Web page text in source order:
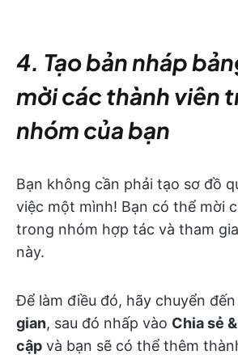
4. Tạo bản nháp
mời các thành viên
nhóm của bạn
Bạn không cần phải tạo sơ đồ
việc một mình! Bạn có thể mời
trong nhóm hợp tác và tham
này.
Để làm điều đó, hãy chuyển đến
gian, sau đó nhấp vào Chia sẻ
cập và bạn sẽ có thể thêm